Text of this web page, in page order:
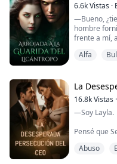
6.6kVistas ·
—Bueno,
hombre
frente a mí,
y
—¿Q-qué es
mientras me
—No soy tu
Soy tu
Alfa
La
16.8kVistas ·
—Soy Layla.
Pensé que
Abuso